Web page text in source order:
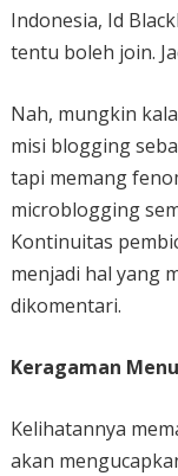
Indonesia, Id
tentu boleh join.
Nah, mungkin
misi blogging
tapi memang
microblogging
Kontinuitas
menjadi hal yang
dikomentari.
Keragaman
Kelihatannya
akan